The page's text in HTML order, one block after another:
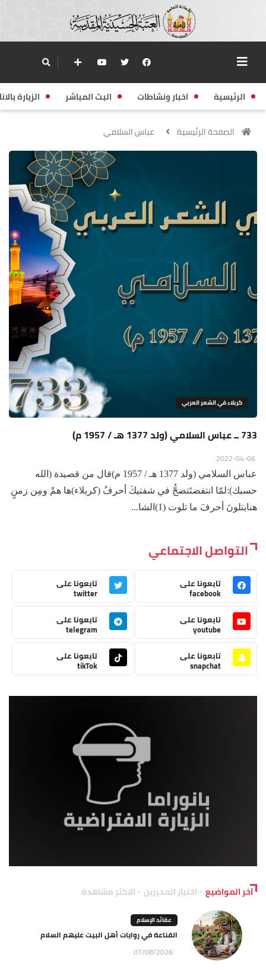
الرئيسية اخبار ونشاطات البث المباشر الزيارة
الصفحة الرئيسية عباس السلامي
كربلاء في الشعر العربي
733 ــ عباس السلامي (ولد 1377 هـ / 1957 م)
عباس السلامي (ولد 1377 هـ / 1957 م)قال من قصيدة (الله
حسبك):لمّا انتفضتَتضجُّ في شفتيكَ أحرفُ (كربلاء)ها همْ ومِن زمنٍ
هنايتلونَ أحرفَ ما تلوت (1)الشا...
التواصل الاجتماعي
تابعونا على
facebook
تابعونا على
twitter
تابعونا على
youtube
تابعونا على
telegram
تابعونا على
snapchat
تابعونا على
tikTok
آخر المواضيع اختيار المحررين الاكثر مشاهدة
عقائد الإسلام
القناعة في روايات أهل البيت عليهم السلام
07/08/2026